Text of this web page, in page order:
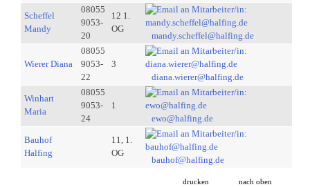
Scheffel
Mandy
08055
9053-
20
12 1.
OG
mandy.scheffel@halfing.de
Wierer Diana
08055
9053-
22
3
diana.wierer@halfing.de
Winhart
Maria
08055
9053-
24
1
ewo@halfing.de
Bauhof
Halfing
11, 1.
OG
bauhof@halfing.de
drucken nach oben